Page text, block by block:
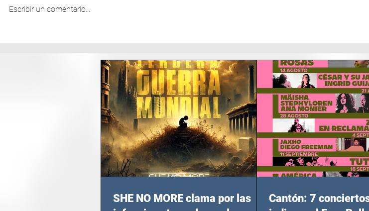
Escribir un comentario...
SHE NO MORE clama por las
Cantón: 7 conciertos